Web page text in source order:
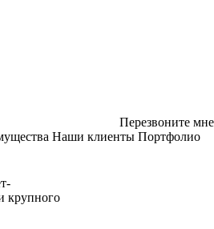
Перезвоните мне
Наши клиенты Портфолио